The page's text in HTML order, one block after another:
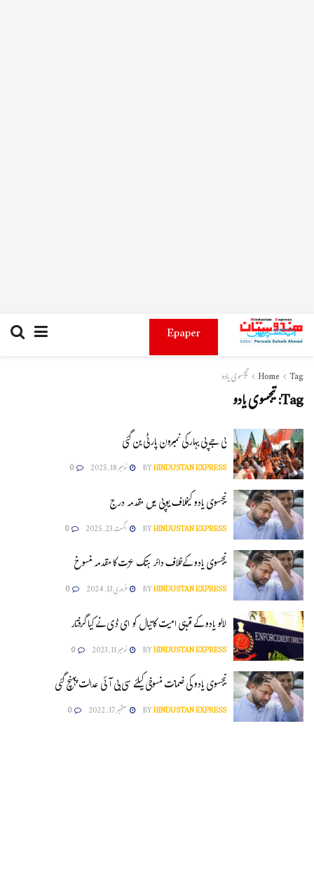
Epaper
Home Tag تیجسوی یادو
Tag:تیجسوی یادو
بی جے پی بہارکی نمبرون پارٹی بن گئی
BYHINDUSTAN EXPRESS نومبر 18, 2025 0
تیجسوی یادو کیخلاف یوپی میں مقدمہ درج
BYHINDUSTAN EXPRESS اگست 23, 2025 0
تیجسوی یادو کےخلاف دائر ہتک عزت کا مقدمہ منسوخ
BYHINDUSTAN EXPRESS فروری 13, 2024 0
لالو یادو کے قریبی امیت کاتیال کو ای ڈی نے کیا گرفتار
BYHINDUSTAN EXPRESS نومبر 11, 2023 0
تیجسوی یادو کی ضمانت منسوخی کیلئے سی بی آئی عدالت پہنچ گئی
BYHINDUSTAN EXPRESS ستمبر 17, 2022 0